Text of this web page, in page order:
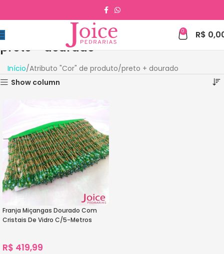
0 R$
preto + dourado
Início Atributo "Cor" de produto preto + dourado
Show column
Franja Miçangas Dourado Com
Cristais De Vidro C/5-Metros
R$ 419,99